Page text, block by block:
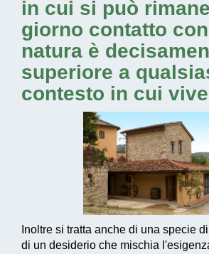
in cui si può
giorno contatto
natura è
superiore a
contesto in cui
Inoltre si tratta anche di una specie
di un desiderio che mischia